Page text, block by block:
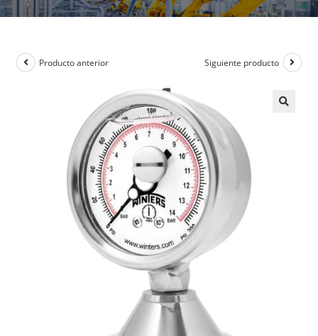
Producto anterior Siguiente producto